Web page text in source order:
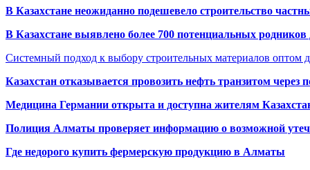
В Казахстане неожиданно подешевело строительство
В Казахстане выявлено более 700 потенциальных
Системный подход к выбору строительных материалов оптом
Казахстан отказывается провозить нефть транзитом через
Медицина Германии открыта и доступна жителям
Полиция Алматы проверяет информацию о возможной
Где недорого купить фермерскую продукцию в Алматы